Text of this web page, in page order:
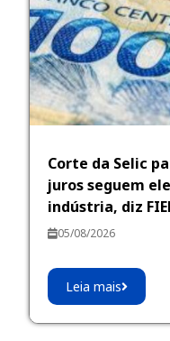
Corte da Selic
juros seguem
indústria, diz
05/08/2026
Leia mais